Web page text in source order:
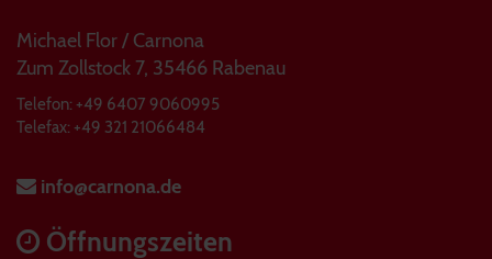
Michael Flor / Carnona
Zum Zollstock 7, 35466 Rabenau
Telefon: +49 6407 9060995
Telefax: +49 321 21066484
info@carnona.de
Öffnungszeiten